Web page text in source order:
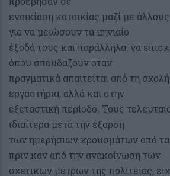
ενοικίαση κατοικίας μαζί με
για να μειώσουν τα μηνιαίο
έξοδά τους και παράλληλα, να
όπου σπουδάζουν όταν
πραγματικά απαιτείται από τη
εργαστήρια, αλλά και στην
εξεταστική περίοδο. Τους
ιδιαίτερα μετά την έξαρση
των ημερήσιων κρουσμάτων από
πριν καν από την ανακοίνωση των
σχετικών μέτρων της πολιτείας,